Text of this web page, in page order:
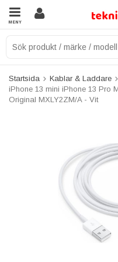
MENY
Startsida
Kablar & Laddare
iPhone 13 mini iPhone 13 Pro
Original MXLY2ZM/A - Vit